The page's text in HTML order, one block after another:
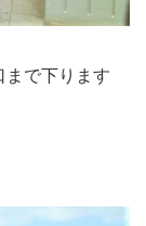
で下ります